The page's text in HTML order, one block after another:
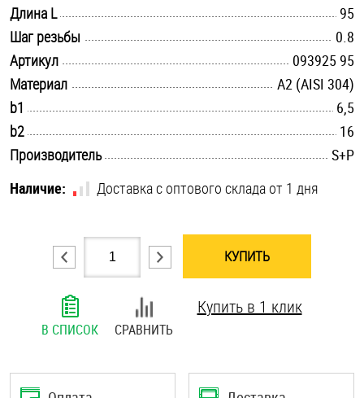
Стопорные кольца
Такелаж
Хомуты
Шайбы
Шпильки
Штифты и пальцы
Длина L
95
Шаг резьбы
0.8
Артикул
093925 95
Материал
А2 (AISI 304)
b1
6,5
b2
16
Производитель
S+P
Наличие:
Доставка с оптового склада от 1 дня
КУПИТЬ
В СПИСОК СРАВНИТЬ
Купить в 1 клик